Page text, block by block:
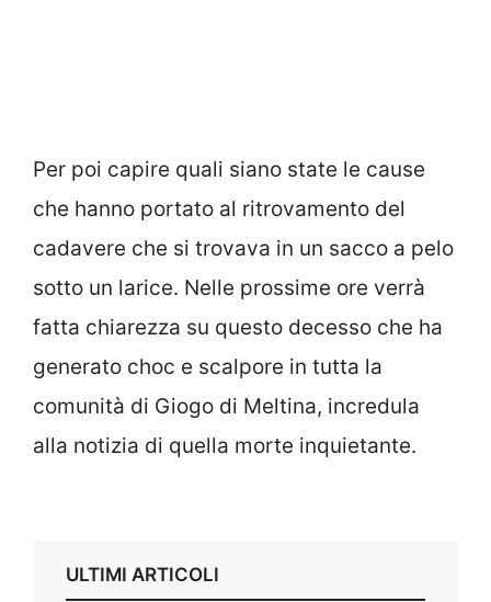
Per poi capire quali siano state le cause
che hanno portato al ritrovamento del
cadavere che si trovava in un sacco a pelo
sotto un larice. Nelle prossime ore verrà
fatta chiarezza su questo decesso che ha
generato choc e scalpore in tutta la
comunità di Giogo di Meltina, incredula
alla notizia di quella morte inquietante.
ULTIMI ARTICOLI